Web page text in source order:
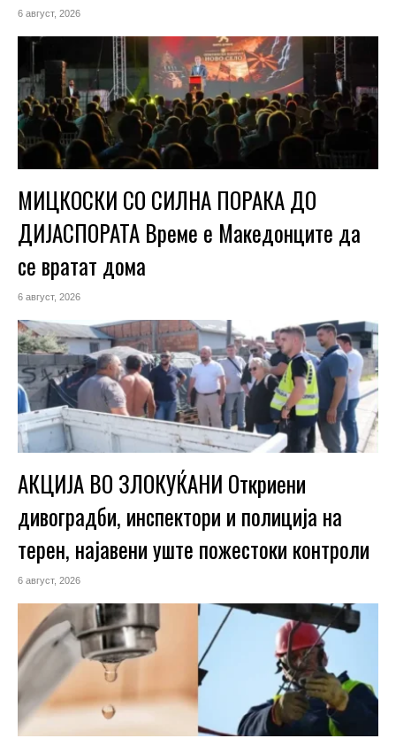
6 август, 2026
МИЦКОСКИ СО СИЛНА ПОРАКА ДО
ДИЈАСПОРАТА Време е Македонците да
се вратат дома
6 август, 2026
АКЦИЈА ВО ЗЛОКУЌАНИ Откриени
дивоградби, инспектори и полиција на
терен, најавени уште пожестоки контроли
6 август, 2026